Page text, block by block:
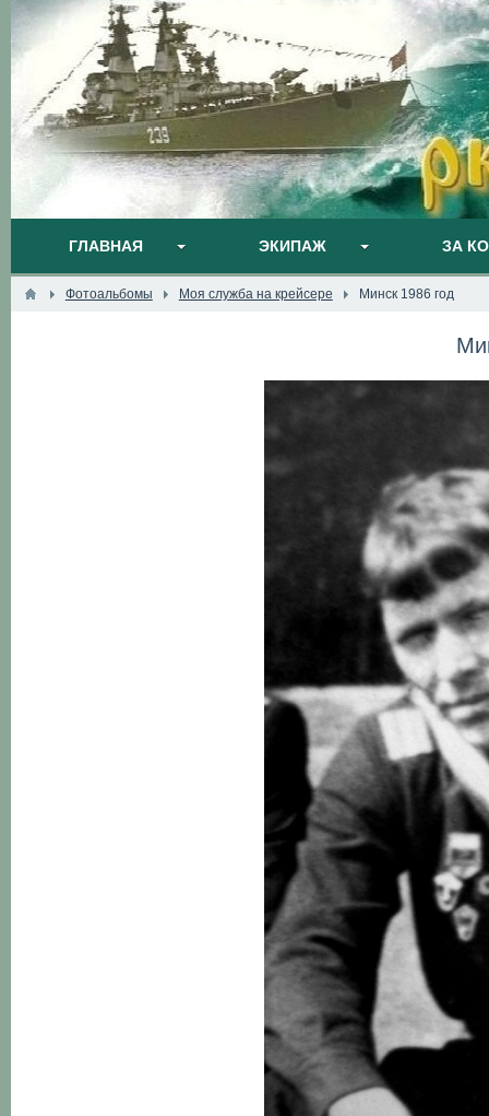
ГЛАВНАЯ ЭКИПАЖ ЗА
Фотоальбомы Моя служба на крейсере Минск 1986 год